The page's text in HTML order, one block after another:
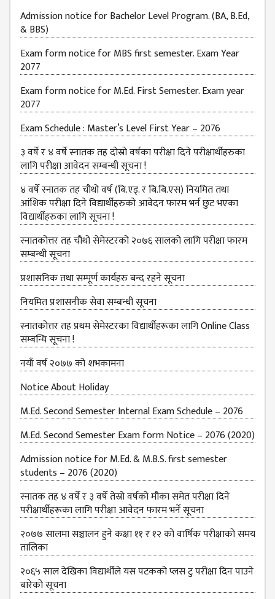
JOB
PLACEMENT
VACANCY
TENDER
MEDIA
GALLERY
FEEDBACK
FAQ
CONTACT
Admission notice for Bachelor Level Program. (BA, B.Ed,
& BBS)
Exam form notice for MBS first semester. Exam Year
2077
Exam form notice for M.Ed. First Semester. Exam year
2077
Exam Schedule : Master’s Level First Year – 2076
३ वर्षे र ४ वर्षे स्नातक तह दोस्रो वर्षका परीक्षा दिने परीक्षार्थीहरुका
लागि परीक्षा आवेदन सम्बन्धी सूचना !
४ वर्षे स्नातक तह चौथो वर्ष (बि.एड्. र बि.बि.एस) नियमित तथा
आंशिक परीक्षा दिने विद्यार्थीहरुको आवेदन फारम भर्न छुट भएका
विद्यार्थीहरुका लागि सूचना !
स्नातकोत्तर तह चौथो सेमेस्टरको २०७६ सालको लागि परीक्षा फारम
सम्बन्धी सूचना
प्रशासनिक तथा सम्पूर्ण कार्यहरु बन्द रहने सूचना
नियमित प्रशासनीक सेवा सम्बन्धी सूचना
स्नातकोत्तर तह प्रथम सेमेस्टरका विद्यार्थीहरूका लागि Online Class
सम्बन्धि सूचना !
नयाँ वर्ष २०७७ को शभकामना
Notice About Holiday
M.Ed. Second Semester Internal Exam Schedule – 2076
M.Ed. Second Semester Exam form Notice – 2076 (2020)
Admission notice for M.Ed. & M.B.S. first semester
students – 2076 (2020)
स्नातक तह ४ वर्षे र ३ वर्षे तेस्रो वर्षको मौका समेत परीक्षा दिने
परीक्षार्थीहरूका लागि परीक्षा आवेदन फारम भर्ने सूचना
२०७७ सालमा सञ्चालन हुने कक्षा ११ र १२ को वार्षिक परीक्षाको समय
तालिका
२०६५ साल देखिका विद्यार्थीले यस पटकको प्लस टु परीक्षा दिन पाउने
बारेको सूचना